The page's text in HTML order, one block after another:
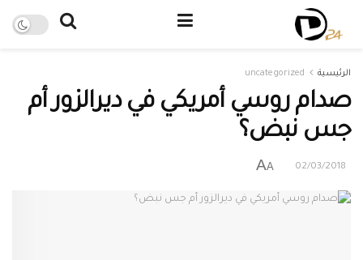
الرئيسية uncategorized
صدام روسي أمريكي في ديرالزور أم
جس نبض؟
02/03/2018
A
A